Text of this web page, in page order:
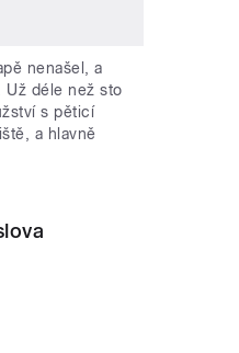
nenašel, a
Už déle než sto
s pěticí
a hlavně